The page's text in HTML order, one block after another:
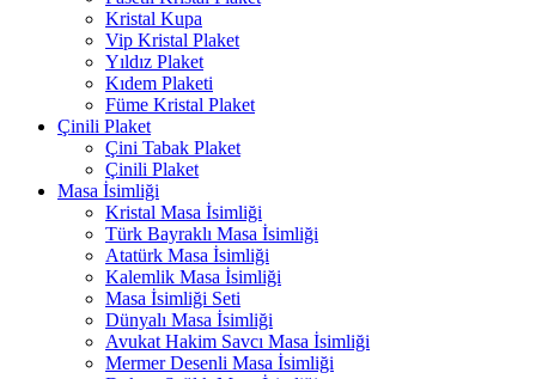
Kristal Kupa
Vip Kristal Plaket
Yıldız Plaket
Kıdem Plaketi
Füme Kristal Plaket
Çinili Plaket
Çini Tabak Plaket
Çinili Plaket
Masa İsimliği
Kristal Masa İsimliği
Türk Bayraklı Masa İsimliği
Atatürk Masa İsimliği
Kalemlik Masa İsimliği
Masa İsimliği Seti
Dünyalı Masa İsimliği
Avukat Hakim Savcı Masa İsimliği
Mermer Desenli Masa İsimliği